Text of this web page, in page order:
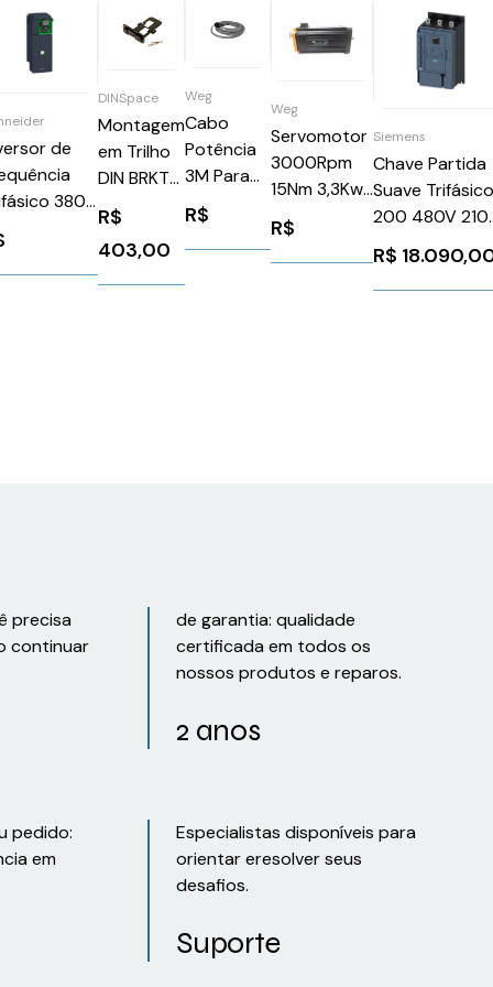
de
380-
39,2a
Atv630
DINSpace
Montagem
em Trilho
DIN BRKT-
XR60
R$
403,00
Weg
Cabo
Potência
3M Para
Servoconv
SCA06
CP3M
R$
Weg
Servomotor
3000Rpm
15Nm 3,3Kw
Com Freio
220-240V
SWA7121530
R$
Siemens
Chave Partida
Suave
200 480V
24V
Siemens
R$
precisa
continuar
de garantia: qualidade
certificada em todos os
nossos produtos e reparos.
2 anos
pedido:
em
Especialistas disponíveis para
orientar eresolver seus
desafios.
Suporte